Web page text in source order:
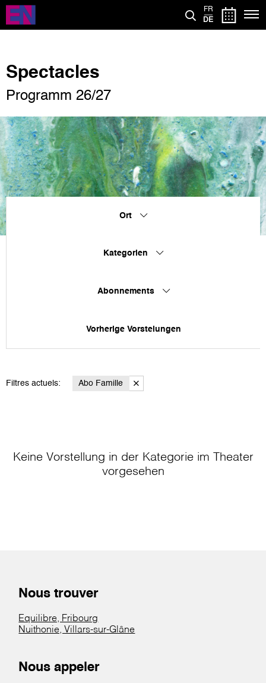
Direkt
zum
Inhalt
FR
DE
Spectacles
Programm 26/27
Ort
Kategorien
Abonnements
Vorherige Vorstelungen
Filtres actuels: Abo Famille
Keine Vorstellung in der Kategorie im Theater
vorgesehen
Nous trouver
Equilibre, Fribourg
Nuithonie, Villars-sur-Glâne
Nous appeler